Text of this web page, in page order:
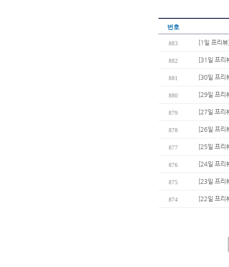
번호
883 [1일 프리
882 [31일 프리
881 [30일 프리
880 [29일 프리
879 [27일 프리
878 [26일 프리
877 [25일 프리
876 [24일 프리
875 [23일 프리
874 [22일 프리